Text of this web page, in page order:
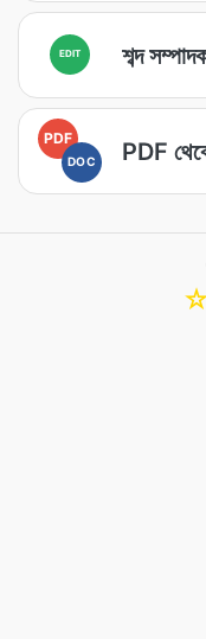
EDIT শব্দ
PDF
DOC PDF